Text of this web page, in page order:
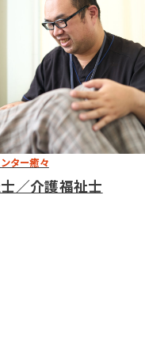
ター癒々
／介護福祉士